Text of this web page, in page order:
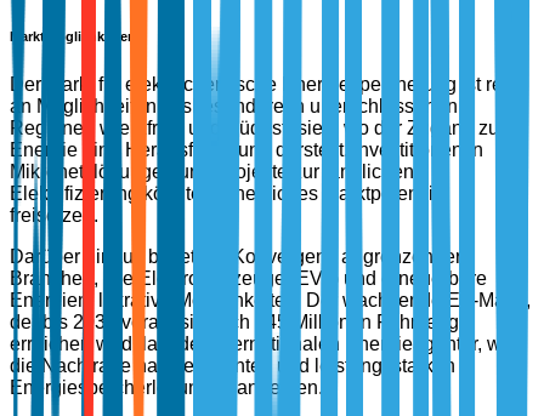
Marktmöglichkeiten
Der Markt für elektrochemische Energiespeicherung ist reich
an Möglichkeiten, insbesondere in unerschlossenen
Regionen wie Afrika und Südostasien, wo der Zugang zu
Energie eine Herausforderung darstellt. Investitionen in
Mikronetzlösungen und Projekte zur ländlichen
Elektrifizierung könnten erhebliches Marktpotenzial
freisetzen.
Darüber hinaus bietet die Konvergenz angrenzender
Branchen, wie Elektrofahrzeuge (EVs) und erneuerbare
Energien, lukrative Möglichkeiten. Der wachsende EV-Markt,
der bis 2030 voraussichtlich 145 Millionen Fahrzeuge
erreichen wird, laut der Internationalen Energieagentur, wird
die Nachfrage nach effizienten und leistungsstarken
Energiespeicherlösungen antreiben.